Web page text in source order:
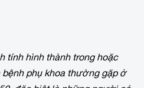
tính hình thành trong hoặc
phụ khoa thường gặp ở